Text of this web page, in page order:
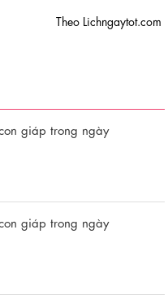
Theo Lichngaytot.com
giáp trong ngày
giáp trong ngày